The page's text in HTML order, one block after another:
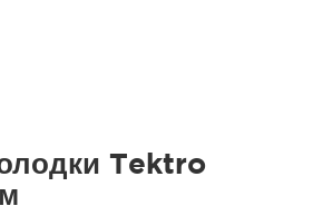
Tektro